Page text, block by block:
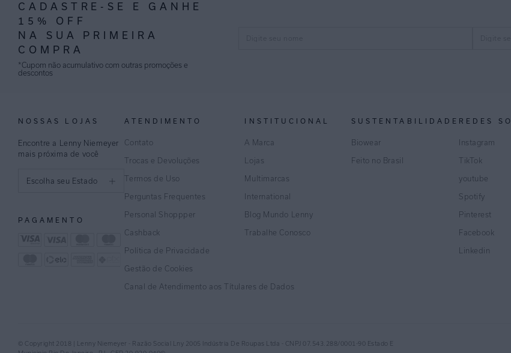
CADASTRE-SE E GANHE
15% OFF
NA SUA PRIMEIRA
COMPRA
*Cupom não acumulativo com outras promoções e
descontos
NOSSAS LOJAS
Encontre a Lenny Niemeyer
mais próxima de você
Escolha seu Estado
Distrito Federal
PAGAMENTO
ATENDIMENTO
Contato
Trocas e Devoluções
Termos de Uso
Perguntas Frequentes
Personal Shoppper
Cashback
Política de Privacidade
Gestão de Cookies
Canal de Atendimento aos Títulares de Dados
INSTITUCIONAL
A Marca
Lojas
Multimarcas
International
Blog Mundo Lenny
Trabalhe Conosco
SUSTENTABILIDADE
Biowear
Feito no Brasil
REDES
Instagram
TikTok
youtube
Spotify
Pinterest
Facebook
Linkedin
© Copyright 2018 | Lenny Niemeyer - Razão Social Lny 2005 Indústria De Roupas Ltda - CNPJ 07.543.288/0001-90 Estado E